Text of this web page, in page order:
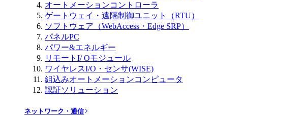
オートメーションコントローラ
ゲートウェイ・遠隔制御ユニット（RTU）
ソフトウェア（WebAccess・Edge SRP）
パネルPC
パワー&エネルギー
リモートI/ Oモジュール
ワイヤレスI/O・センサ(WISE)
組込みオートメーションコンピュータ
認証ソリューション
ネットワーク・通信